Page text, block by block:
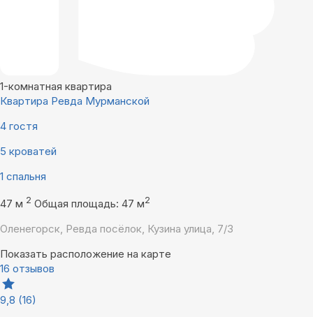
1-комнатная квартира
Квартира Ревда Мурманской
4 гостя
5 кроватей
1 спальня
47 м 2 Общая площадь: 47 м2
Оленегорск, Ревда посёлок, Кузина улица, 7/3
Показать расположение на карте
16 отзывов
9,8 (16)